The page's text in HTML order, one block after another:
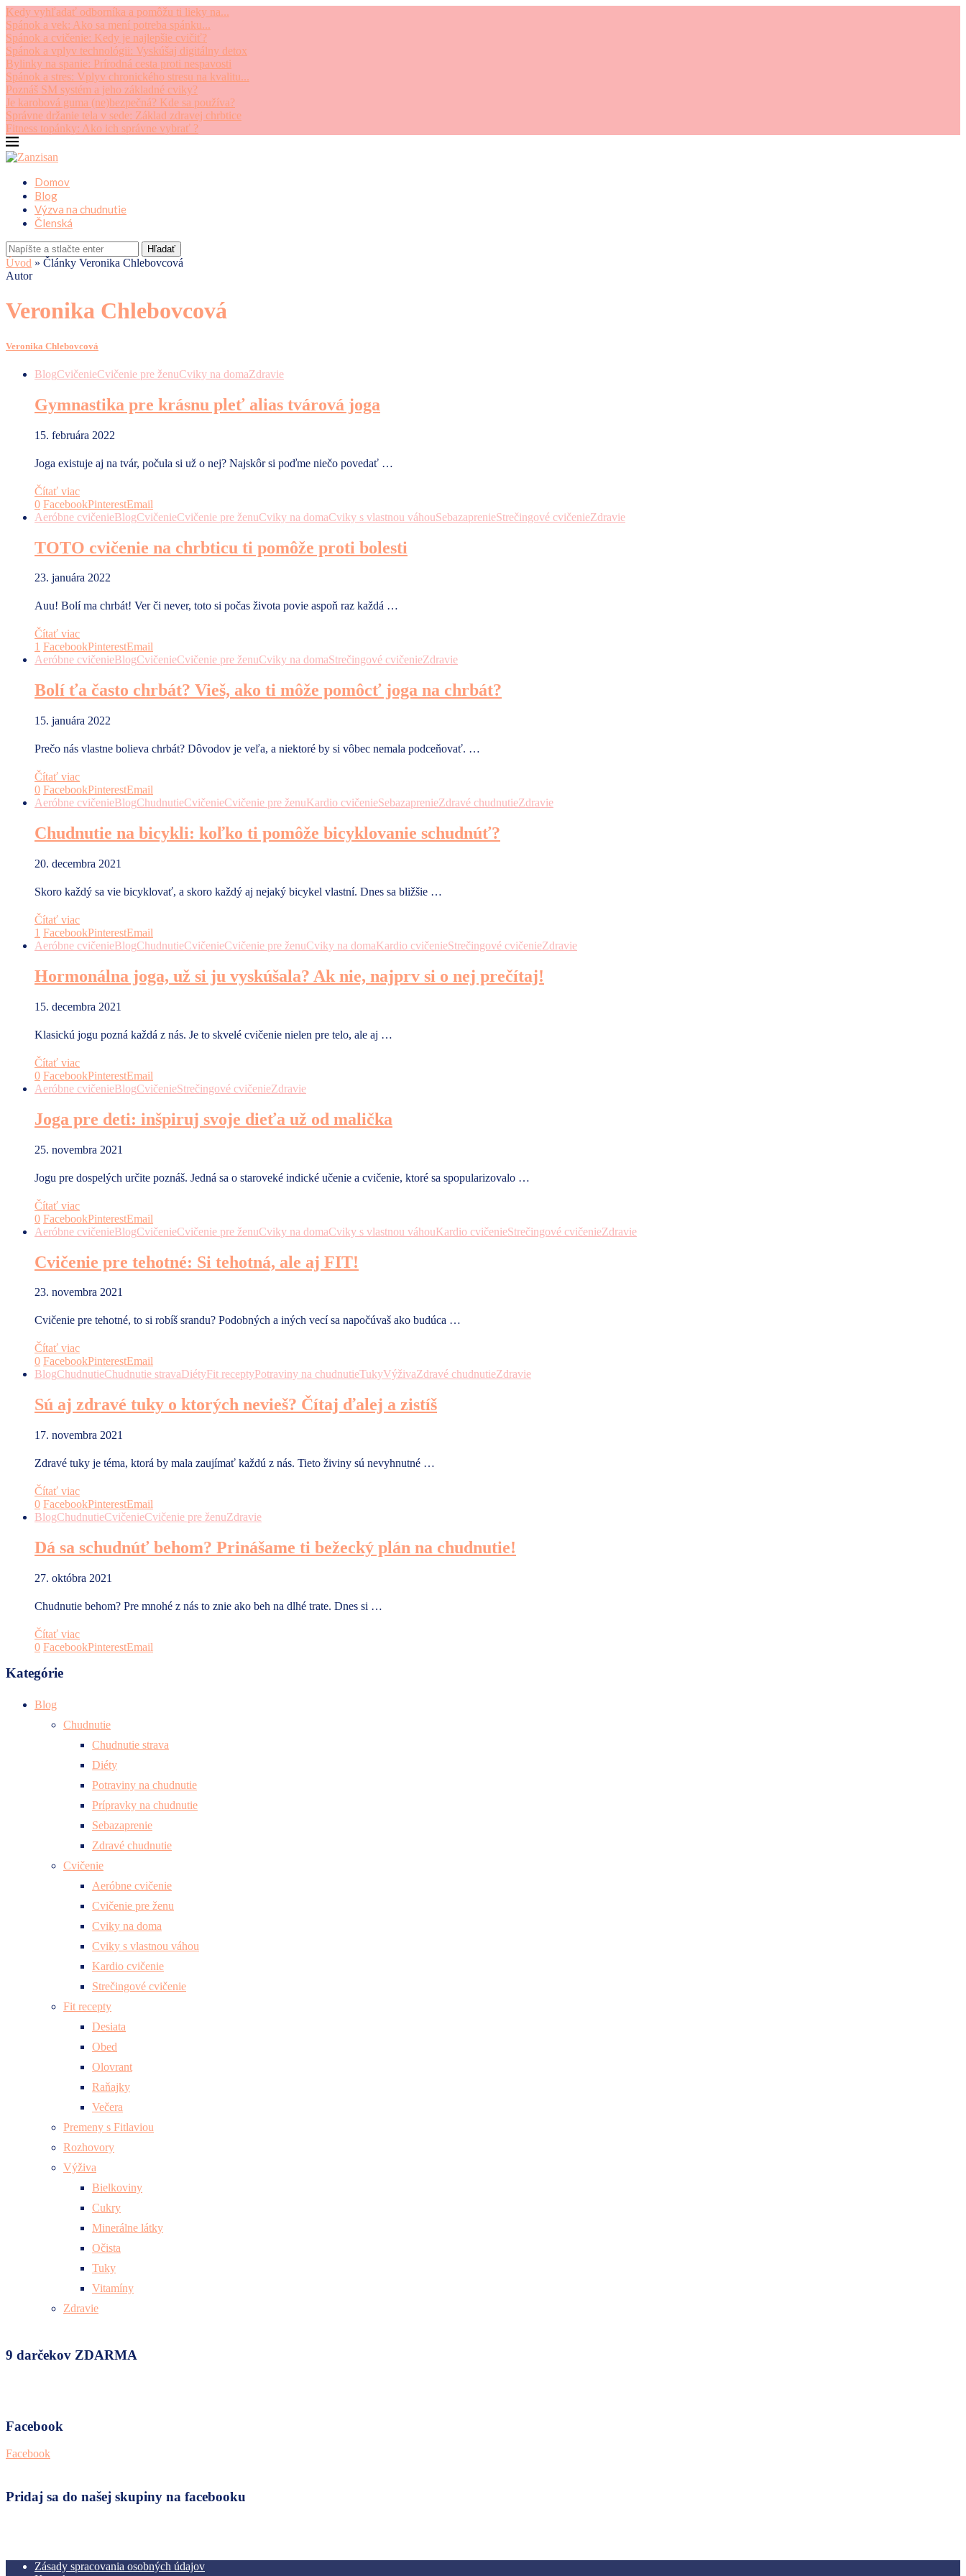
Kedy vyhľadať odborníka a pomôžu ti lieky na...
Spánok a vek: Ako sa mení potreba spánku...
Spánok a cvičenie: Kedy je najlepšie cvičiť?
Spánok a vplyv technológii: Vyskúšaj digitálny detox
Bylinky na spanie: Prírodná cesta proti nespavosti
Spánok a stres: Vplyv chronického stresu na kvalitu...
Poznáš SM systém a jeho základné cviky?
Je karobová guma (ne)bezpečná? Kde sa používa?
Správne držanie tela v sede: Základ zdravej chrbtice
Fitness topánky: Ako ich správne vybrať ?
Domov
Blog
Výzva na chudnutie
Členská
Hľadať
Úvod » Články Veronika Chlebovcová
Autor
Veronika Chlebovcová
Veronika Chlebovcová
BlogCvičenieCvičenie pre ženuCviky na domaZdravie
Gymnastika pre krásnu pleť alias tvárová joga
15. februára 2022
Joga existuje aj na tvár, počula si už o nej? Najskôr si poďme niečo povedať …
Čítať viac
0 FacebookPinterestEmail
Aeróbne cvičenieBlogCvičenieCvičenie pre ženuCviky na domaCviky s vlastnou váhouSebazaprenieStrečingové cvičenieZdravie
TOTO cvičenie na chrbticu ti pomôže proti bolesti
23. januára 2022
Auu! Bolí ma chrbát! Ver či never, toto si počas života povie aspoň raz každá …
Čítať viac
1 FacebookPinterestEmail
Aeróbne cvičenieBlogCvičenieCvičenie pre ženuCviky na domaStrečingové cvičenieZdravie
Bolí ťa často chrbát? Vieš, ako ti môže pomôcť joga na chrbát?
15. januára 2022
Prečo nás vlastne bolieva chrbát? Dôvodov je veľa, a niektoré by si vôbec nemala podceňovať. …
Čítať viac
0 FacebookPinterestEmail
Aeróbne cvičenieBlogChudnutieCvičenieCvičenie pre ženuKardio cvičenieSebazaprenieZdravé chudnutieZdravie
Chudnutie na bicykli: koľko ti pomôže bicyklovanie schudnúť?
20. decembra 2021
Skoro každý sa vie bicyklovať, a skoro každý aj nejaký bicykel vlastní. Dnes sa bližšie …
Čítať viac
1 FacebookPinterestEmail
Aeróbne cvičenieBlogChudnutieCvičenieCvičenie pre ženuCviky na domaKardio cvičenieStrečingové cvičenieZdravie
Hormonálna joga, už si ju vyskúšala? Ak nie, najprv si o nej prečítaj!
15. decembra 2021
Klasickú jogu pozná každá z nás. Je to skvelé cvičenie nielen pre telo, ale aj …
Čítať viac
0 FacebookPinterestEmail
Aeróbne cvičenieBlogCvičenieStrečingové cvičenieZdravie
Joga pre deti: inšpiruj svoje dieťa už od malička
25. novembra 2021
Jogu pre dospelých určite poznáš. Jedná sa o staroveké indické učenie a cvičenie, ktoré sa spopularizovalo …
Čítať viac
0 FacebookPinterestEmail
Aeróbne cvičenieBlogCvičenieCvičenie pre ženuCviky na domaCviky s vlastnou váhouKardio cvičenieStrečingové cvičenieZdravie
Cvičenie pre tehotné: Si tehotná, ale aj FIT!
23. novembra 2021
Cvičenie pre tehotné, to si robíš srandu? Podobných a iných vecí sa napočúvaš ako budúca …
Čítať viac
0 FacebookPinterestEmail
BlogChudnutieChudnutie stravaDiétyFit receptyPotraviny na chudnutieTukyVýživaZdravé chudnutieZdravie
Sú aj zdravé tuky o ktorých nevieš? Čítaj ďalej a zistíš
17. novembra 2021
Zdravé tuky je téma, ktorá by mala zaujímať každú z nás. Tieto živiny sú nevyhnutné …
Čítať viac
0 FacebookPinterestEmail
BlogChudnutieCvičenieCvičenie pre ženuZdravie
Dá sa schudnúť behom? Prinášame ti bežecký plán na chudnutie!
27. októbra 2021
Chudnutie behom? Pre mnohé z nás to znie ako beh na dlhé trate. Dnes si …
Čítať viac
0 FacebookPinterestEmail
Kategórie
Blog
Chudnutie
Chudnutie strava
Diéty
Potraviny na chudnutie
Prípravky na chudnutie
Sebazaprenie
Zdravé chudnutie
Cvičenie
Aeróbne cvičenie
Cvičenie pre ženu
Cviky na doma
Cviky s vlastnou váhou
Kardio cvičenie
Strečingové cvičenie
Fit recepty
Desiata
Obed
Olovrant
Raňajky
Večera
Premeny s Fitlaviou
Rozhovory
Výživa
Bielkoviny
Cukry
Minerálne látky
Očista
Tuky
Vitamíny
Zdravie
9 darčekov ZDARMA
Facebook
Facebook
Pridaj sa do našej skupiny na facebooku
Zásady spracovania osobných údajov